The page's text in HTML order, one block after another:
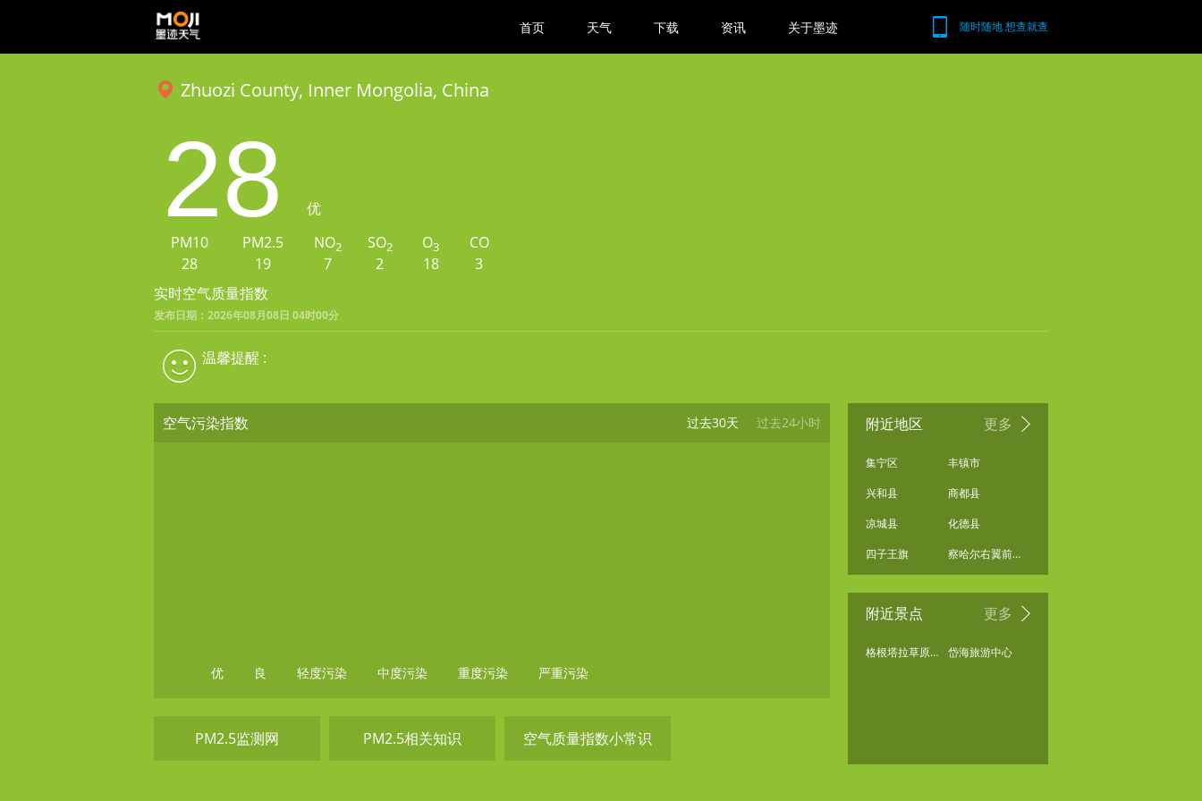
随时随地 想查就查
首页 天气 下载 资讯 关于墨迹
Zhuozi County, Inner Mongolia, China
28
优
PM10
28
PM2.5
19
NO2
7
SO2
2
O3
18
CO
3
实时空气质量指数
发布日期：2026年08月08日 04时00分
温馨提醒 :
空气污染指数 过去24小时
过去30天
优 良 轻度污染 中度污染 重度污染 严重污染
PM2.5监测网 PM2.5相关知识 空气质量指数小常识
附近地区 更多
集宁区
丰镇市
兴和县
商都县
凉城县
化德县
四子王旗
察哈尔右翼前旗
附近景点 更多
格根塔拉草原旅游中心 岱海旅游中心